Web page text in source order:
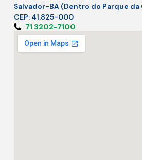
Salvador-BA (Dentro do Parque da
CEP: 41.825-000
71 3202-7100